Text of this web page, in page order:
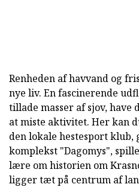
Renheden af havvand og
nye liv. En fascinerende
tillade masser af sjov, have
at miste aktivitet. Her kan
den lokale hestesport
komplekst "Dagomys",
lære om historien om
ligger tæt på centrum af